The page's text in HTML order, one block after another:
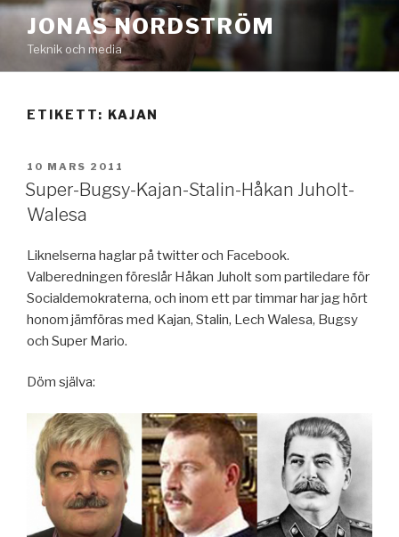
Hoppa
innehåll
JONAS NORDSTRÖM
Teknik och media
ETIKETT: KAJAN
PUBLICERAT
10 MARS 2011
Super-Bugsy-Kajan-Stalin-Håkan Juholt-
Walesa
Liknelserna haglar på twitter och Facebook.
Valberedningen föreslår Håkan Juholt som partiledare för
Socialdemokraterna, och inom ett par timmar har jag hört
honom jämföras med Kajan, Stalin, Lech Walesa, Bugsy
och Super Mario.
Döm själva: